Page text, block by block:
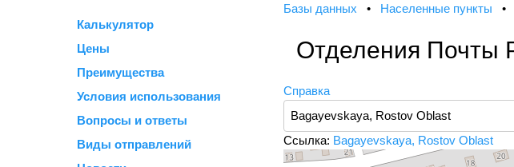
Калькулятор
Цены
Преимущества
Условия использования
Вопросы и ответы
Виды отправлений
Базы данных • Населенные пункты •
Отделения Почты
Справка
Ссылка: Bagayevskaya, Rostov Oblast